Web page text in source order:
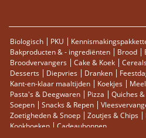
Biologisch PKU
Bakproducten & - ingrediënten
Brood
Broodvervangers
Cake & Koek Cereals
Desserts
Diepvries Dranken
Kant-en-klaar maaltijden
Koekjes
Pasta's & Deegwaren
Pizza Quiches
Soepen
Snacks & Repen
Zoetigheden & Snoep
Zoutjes & Chips
Kookboeken
Cadeaubonnen